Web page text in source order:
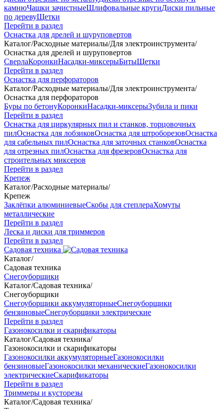
камнюЧашки зачистныеШлифовальные кругиДиски пильные
по деревуЩетки
Перейти в раздел
Оснастка для дрелей и шуруповертов
Каталог/Расходные материалы/Для электроинструмента/
Оснастка для дрелей и шуруповертов
СверлаКоронкиНасадки-миксерыБитыЩетки
Перейти в раздел
Оснастка для перфораторов
Каталог/Расходные материалы/Для электроинструмента/
Оснастка для перфораторов
Буры по бетонуКоронкиНасадки-миксерыЗубила и пики
Перейти в раздел
Оснастка для циркулярных пил и станков, торцовочных
пилОснастка для лобзиковОснастка для штроборезовОснастка
для сабельных пилОснастка для заточных станковОснастка
для отрезных пилОснастка для фрезеровОснастка для
строительных миксеров
Перейти в раздел
Крепеж
Каталог/Расходные материалы/
Крепеж
Заклёпки алюминиевыеСкобы для степлераХомуты
металлические
Перейти в раздел
Леска и диски для триммеров
Перейти в раздел
Садовая техника
Каталог/
Садовая техника
Снегоуборщики
Каталог/Садовая техника/
Снегоуборщики
Снегоуборщики аккумуляторныеСнегоуборщики
бензиновыеСнегоуборщики электрические
Перейти в раздел
Газонокосилки и скарификаторы
Каталог/Садовая техника/
Газонокосилки и скарификаторы
Газонокосилки аккумуляторныеГазонокосилки
бензиновыеГазонокосилки механическиеГазонокосилки
электрическиеСкарификаторы
Перейти в раздел
Триммеры и кусторезы
Каталог/Садовая техника/